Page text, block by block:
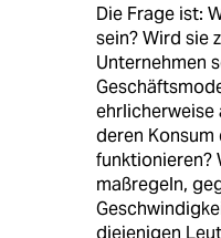
Die Frage ist:
sein? Wird sie
Unternehmen
ehrlicherweise
deren
funktionieren?
maßregeln,
diejenigen